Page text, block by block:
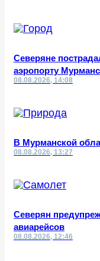
Северяне
аэропорту
08.08.2026, 14:08
В Мурманской
08.08.2026, 13:27
Северян
авиарейсов
08.08.2026, 12:46